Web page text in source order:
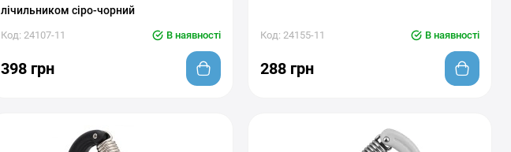
лічильником сіро-чорний
Код: 24107-11 В наявності
398 грн
Код: 24155-11 В наявності
288 грн